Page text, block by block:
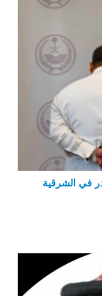
في الشرقية